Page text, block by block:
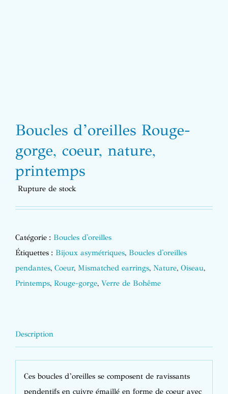
Boucles d’oreilles Rouge-
gorge, coeur, nature,
printemps
Rupture de stock
Catégorie : Boucles d'oreilles
Étiquettes : Bijoux asymétriques, Boucles d'oreilles
pendantes, Coeur, Mismatched earrings, Nature, Oiseau,
Printemps, Rouge-gorge, Verre de Bohême
Description
Ces boucles d’oreilles se composent de ravissants
pendentifs en cuivre émaillé en forme de coeur avec